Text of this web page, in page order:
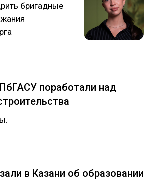
бригадные
поработали над
в Казани об образовании